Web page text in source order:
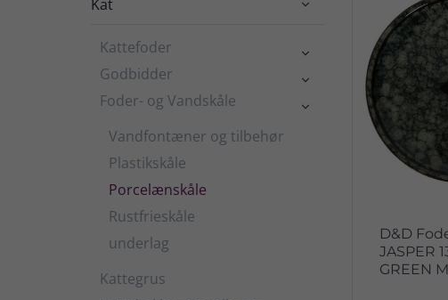
Kat 
Kattefoder 
Godbidder 
Foder- og Vandskåle 
Vandfontæner og tilbehør
Plastikskåle
Porcelænskåle
Rustfrieskåle
underlag
Kattegrus
D&D
JASPER
GREEN